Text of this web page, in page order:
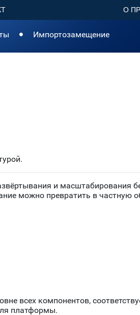
О
Импортозамещение
и масштабирования
можно превратить в частную
всех компонентов,
платформы.